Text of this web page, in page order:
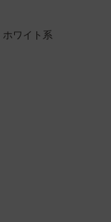
ホワイト系